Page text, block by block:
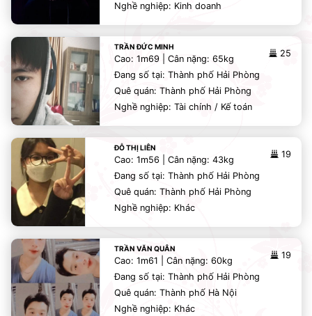
Nghề nghiệp: Kinh doanh
TRẦN ĐỨC MINH
25
Cao: 1m69 | Cân nặng: 65kg
Đang số tại: Thành phố Hải Phòng
Quê quán: Thành phố Hải Phòng
Nghề nghiệp: Tài chính / Kế toán
ĐỖ THỊ LIÊN
19
Cao: 1m56 | Cân nặng: 43kg
Đang số tại: Thành phố Hải Phòng
Quê quán: Thành phố Hải Phòng
Nghề nghiệp: Khác
TRẦN VĂN QUÂN
19
Cao: 1m61 | Cân nặng: 60kg
Đang số tại: Thành phố Hải Phòng
Quê quán: Thành phố Hà Nội
Nghề nghiệp: Khác